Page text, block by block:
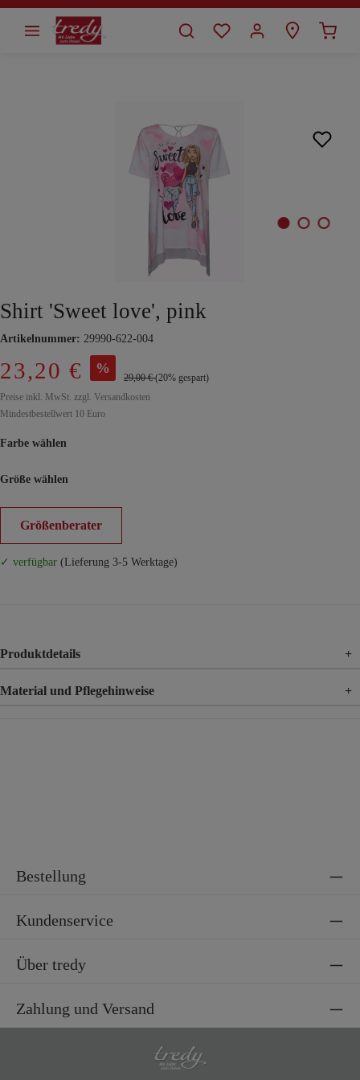
springen
Shirt 'Sweet love', pink
Artikelnummer: 29990-622-004
23,20 € %
29,00 €(20% gespart)
Preise inkl. MwSt. zzgl. Versandkosten
Mindestbestellwert 10 Euro
Farbe wählen
Größe wählen
Größenberater
✓ verfügbar (Lieferung 3-5 Werktage)
Produktdetails +
Material und Pflegehinweise +
Bestellung
Kundenservice
Über tredy
Zahlung und Versand